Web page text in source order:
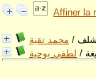
Affiner la
/ محمد تقية
/ لطفي بوحية